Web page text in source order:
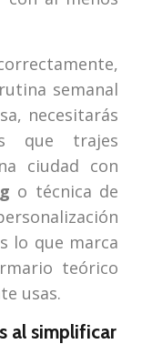
semanal
necesitarás
que trajes
ciudad con
o técnica de
lo que marca
teórico
usas.
al simplificar